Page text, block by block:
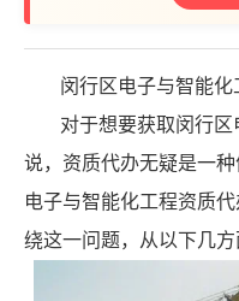
闵行区电子与智能化
对于想要获取闵行
说，资质代办无疑是一
电子与智能化工程资质
绕这一问题，从以下几方